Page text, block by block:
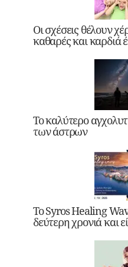
Οι σχέσεις θέλουν
καθαρές και καρδιά
Το καλύτερο
των άστρων
Το Syros Healing
δεύτερη χρονιά και